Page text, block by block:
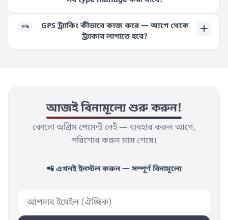
০৯
GPS ট্র্যাকিং কীভাবে কাজ করে — আগে থেকে
ট্র্যাকার লাগাতে হবে?
আজই বিনামূল্যে শুরু করুন!
কোনো অগ্রিম পেমেন্ট নেই — ব্যবহার করুন আগে,
পরিশোধ করুন মাস শেষে।
📲 এখনই ইনস্টল করুন — সম্পূর্ণ বিনামূল্যে